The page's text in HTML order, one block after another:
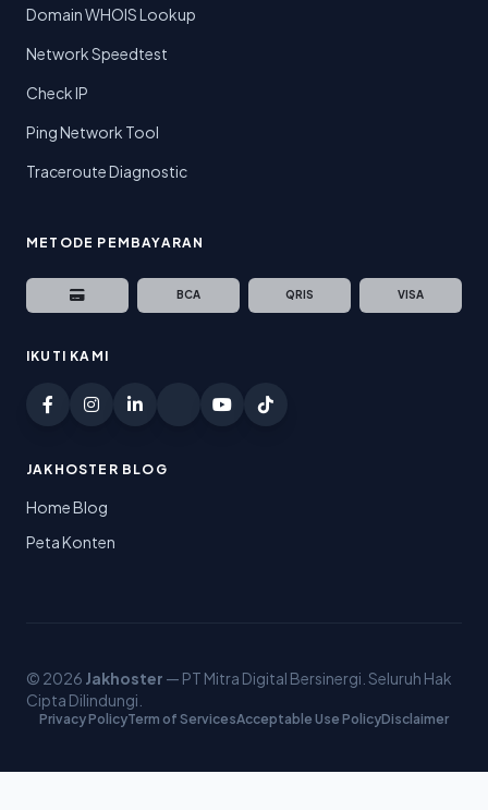
Domain WHOIS Lookup
Network Speedtest
Check IP
Ping Network Tool
Traceroute Diagnostic
METODE PEMBAYARAN
BCA QRIS VISA
IKUTI KAMI
JAKHOSTER BLOG
Home Blog
Peta Konten
© 2026 Jakhoster — PT Mitra Digital Bersinergi. Seluruh Hak
Cipta Dilindungi.
Privacy PolicyTerm of ServicesAcceptable Use PolicyDisclaimer